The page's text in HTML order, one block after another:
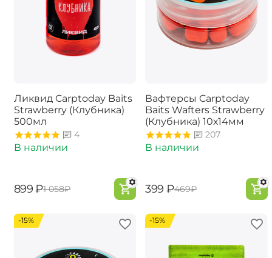
Ликвид Carptoday Baits
Strawberry (Клубника)
500мл
4
В наличии
‍899‍ ₽‍1 058‍₽
Вафтерсы Carptoday
Baits Wafters Strawberry
(Клубника) 10х14мм
207
В наличии
‍399‍ ₽‍469‍₽
-15% -15%